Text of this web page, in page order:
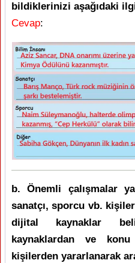
bildiklerinizi aşağıdaki
Cevap:
b. Önemli çalışmalar
sanatçı, sporcu vb.
dijital kaynaklar
kaynaklardan ve
kişilerden yararlanarak